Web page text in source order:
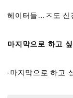
헤이터들…ㅈ도 신
마지막으로 하고
-마지막으로 하고